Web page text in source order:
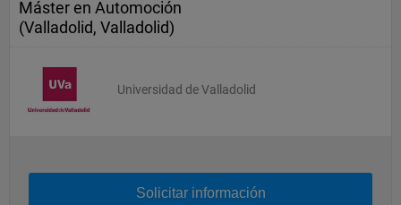
Máster en Automoción
(Valladolid, Valladolid)
Universidad de Valladolid
Solicitar información